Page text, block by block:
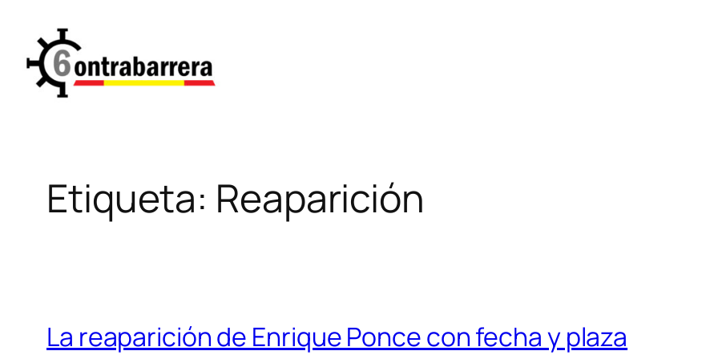
contenido
Etiqueta: Reaparición
La reaparición de Enrique Ponce con fecha y plaza